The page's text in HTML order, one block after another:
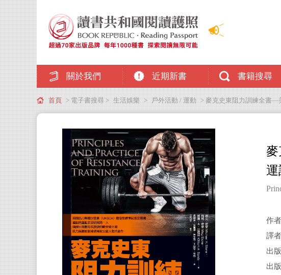
關於我們 近期新書 書籍搜尋
首頁 > 電子書搜尋 > 生活娛樂 > 戶外活動 / 運動 > 麥克史東阻力訓練全書—
運
作
譯
出
出